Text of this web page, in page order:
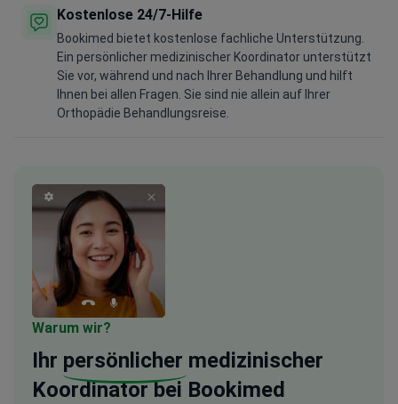
Kostenlose 24/7-Hilfe
Bookimed bietet kostenlose fachliche Unterstützung.
Ein persönlicher medizinischer Koordinator unterstützt
Sie vor, während und nach Ihrer Behandlung und hilft
Ihnen bei allen Fragen. Sie sind nie allein auf Ihrer
Orthopädie Behandlungsreise.
Warum wir?
Ihr persönlicher medizinischer
Koordinator bei Bookimed